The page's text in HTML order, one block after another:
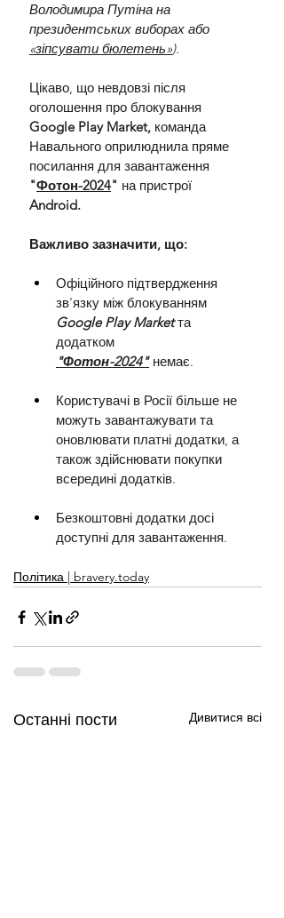
Володимира Путіна на
президентських виборах або
«зіпсувати бюлетень»).
Цікаво, що невдовзі після
оголошення про блокування
Google Play Market, команда
Навального оприлюднила пряме
посилання для завантаження
"Фотон-2024" на пристрої
Android.
Важливо зазначити, що:
Офіційного підтвердження
зв'язку між блокуванням
Google Play Market та
додатком
"Фотон-2024" немає.
Користувачі в Росії більше не
можуть завантажувати та
оновлювати платні додатки, а
також здійснювати покупки
всередині додатків.
Безкоштовні додатки досі
доступні для завантаження.
Політика | bravery.today
Останні пости Дивитися всі